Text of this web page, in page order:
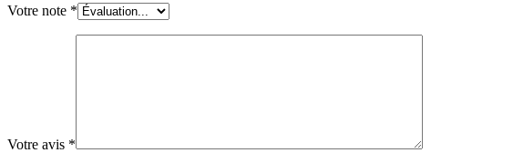
Votre note *
Votre avis *